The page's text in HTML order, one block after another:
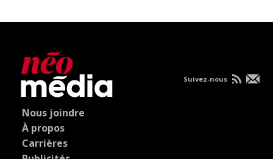
Nous joindre
À propos
Carrières
Suivez-nous